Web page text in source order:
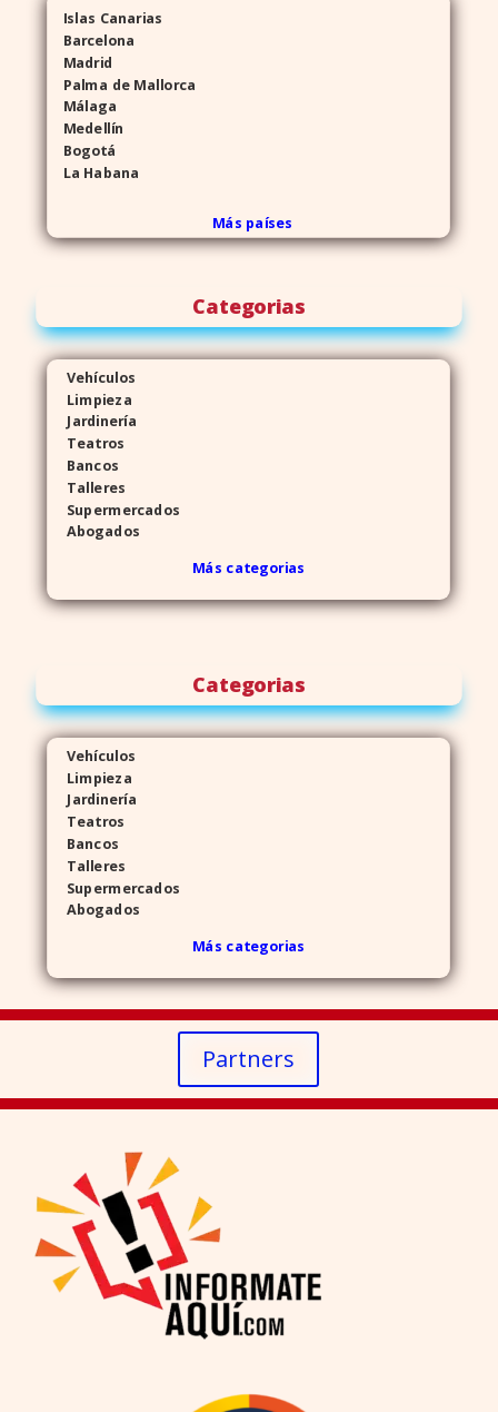
Islas Canarias
Barcelona
Madrid
Palma de Mallorca
Málaga
Medellín
Bogotá
La Habana
Más países
Categorias
Vehículos
Limpieza
Jardinería
Teatros
Bancos
Talleres
Supermercados
Abogados
Más categorias
Categorias
Vehículos
Limpieza
Jardinería
Teatros
Bancos
Talleres
Supermercados
Abogados
Más categorias
Partners